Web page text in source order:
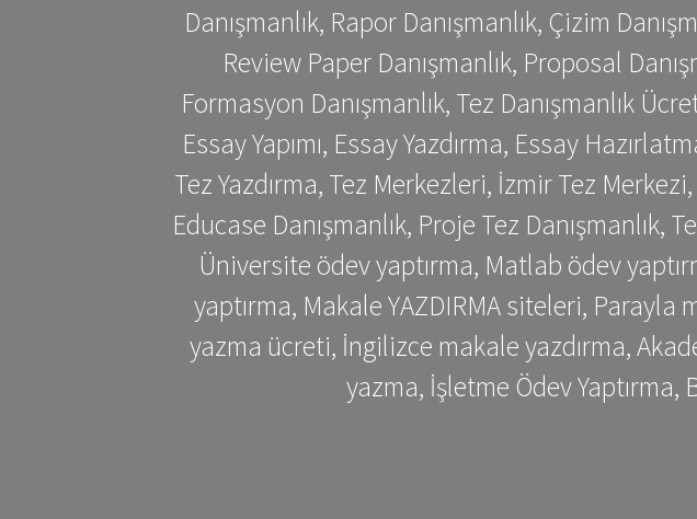
Danışmanlık, Rapor Danışmanlık, Çizim
Review Paper Danışmanlık, Proposal
Formasyon Danışmanlık, Tez Danışmanlık
Essay Yapımı, Essay Yazdırma, Essay
Tez Yazdırma, Tez Merkezleri, İzmir Tez
Educase Danışmanlık, Proje Tez Danışmanlık,
Üniversite ödev yaptırma, Matlab ödev
yaptırma, Makale YAZDIRMA siteleri, Parayla
yazma ücreti, İngilizce makale yazdırma,
yazma, İşletme Ödev Yaptırma,